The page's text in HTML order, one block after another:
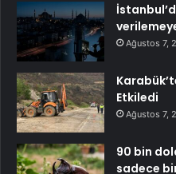
Ağustos 7,
Etkiledi
Ağustos 7,
90 bin
sadece